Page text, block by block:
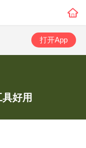
打开App
好用